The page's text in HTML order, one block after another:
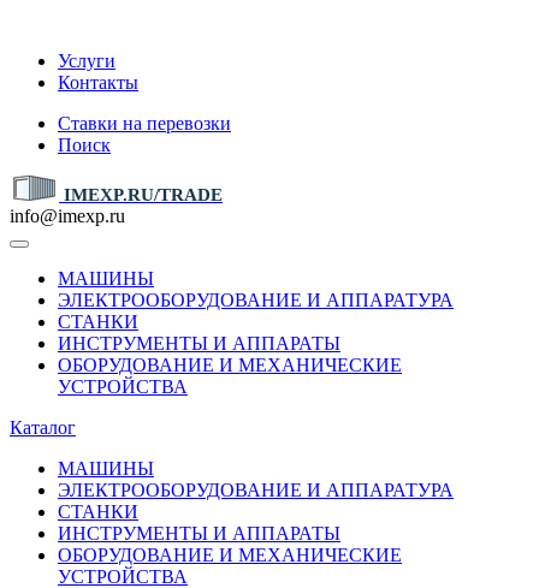
Услуги
Контакты
Ставки на перевозки
Поиск
IMEXP.RU/TRADE
info@imexp.ru
МАШИНЫ
ЭЛЕКТРООБОРУДОВАНИЕ И АППАРАТУРА
СТАНКИ
ИНСТРУМЕНТЫ И АППАРАТЫ
ОБОРУДОВАНИЕ И МЕХАНИЧЕСКИЕ
УСТРОЙСТВА
Каталог
МАШИНЫ
ЭЛЕКТРООБОРУДОВАНИЕ И АППАРАТУРА
СТАНКИ
ИНСТРУМЕНТЫ И АППАРАТЫ
ОБОРУДОВАНИЕ И МЕХАНИЧЕСКИЕ
УСТРОЙСТВА